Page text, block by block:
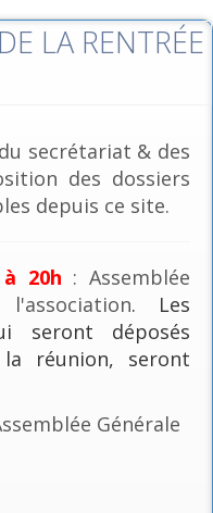
LA RENTRÉE
secrétariat & des
des dossiers
depuis ce site.
20h : Assemblée
. Les
seront déposés
réunion, seront
Générale